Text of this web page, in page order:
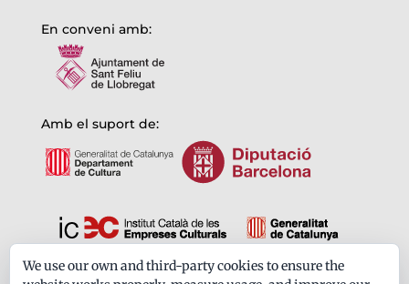
En conveni amb:
Amb el suport de:
Formem part de:
We use our own and third-party cookies to ensure the